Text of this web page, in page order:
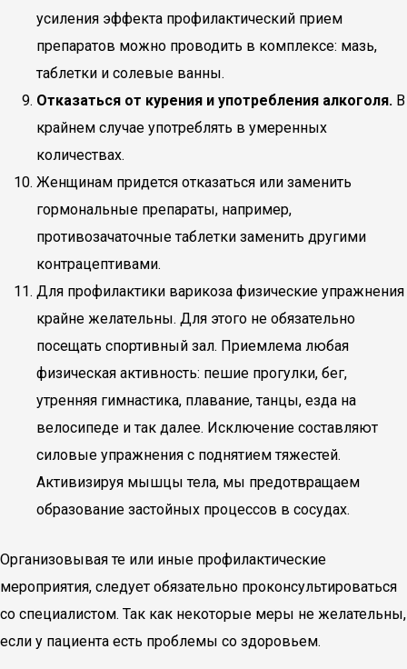
усиления эффекта профилактический прием
препаратов можно проводить в комплексе: мазь,
таблетки и солевые ванны.
Отказаться от курения и употребления алкоголя. В
крайнем случае употреблять в умеренных
количествах.
Женщинам придется отказаться или заменить
гормональные препараты, например,
противозачаточные таблетки заменить другими
контрацептивами.
Для профилактики варикоза физические упражнения
крайне желательны. Для этого не обязательно
посещать спортивный зал. Приемлема любая
физическая активность: пешие прогулки, бег,
утренняя гимнастика, плавание, танцы, езда на
велосипеде и так далее. Исключение составляют
силовые упражнения с поднятием тяжестей.
Активизируя мышцы тела, мы предотвращаем
образование застойных процессов в сосудах.
Организовывая те или иные профилактические
мероприятия, следует обязательно проконсультироваться
со специалистом. Так как некоторые меры не желательны,
если у пациента есть проблемы со здоровьем.